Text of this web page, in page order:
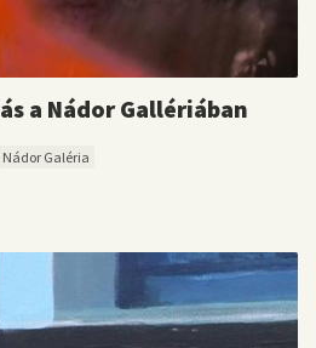
a Nádor Gallériában
Nádor Galéria